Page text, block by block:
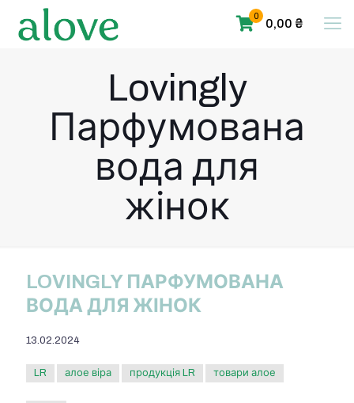
0
0,00 ₴
Lovingly
Парфумована
вода для
жінок
LOVINGLY ПАРФУМОВАНА
ВОДА ДЛЯ ЖІНОК
13.02.2024
LR алое віра продукція LR товари алое